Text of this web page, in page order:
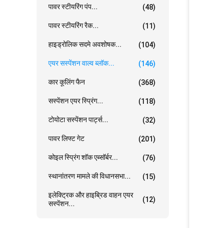
पावर स्टीयरिंग पंप... (48)
पावर स्टीयरिंग रैक... (11)
हाइड्रोलिक सदमे अवशोषक... (104)
एयर सस्पेंशन वाल्व ब्लॉक... (146)
कार कूलिंग फैन (368)
सस्पेंशन एयर स्प्रिंग... (118)
टोयोटा सस्पेंशन पार्ट्स... (32)
पावर लिफ्ट गेट (201)
कोइल स्प्रिंग शॉक एब्सॉर्बर... (76)
स्थानांतरण मामले की विधानसभा... (15)
इलेक्ट्रिक और हाइब्रिड वाहन एयर
सस्पेंशन...
(12)